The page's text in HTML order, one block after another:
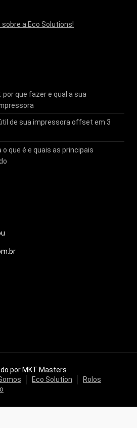
a Eco Solutions!
que fazer e qual a sua
de sua impressora offset em 3
que é e quais as principais
por MKT Masters
Eco Solution
Rolos